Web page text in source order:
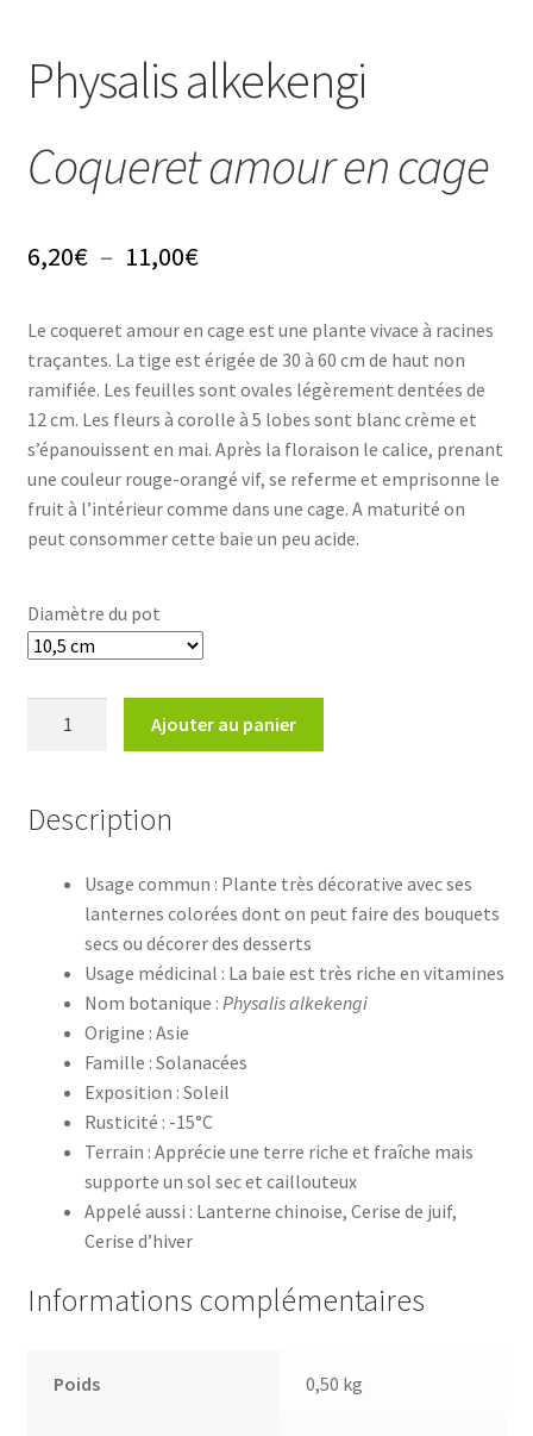
L’emballage
Avis
Physalis alkekengi
Coqueret amour en cage
6,20€ – 11,00€Plage
prix :
6,20€
à
11,00€
Le coqueret amour en cage est une plante vivace à racines
traçantes. La tige est érigée de 30 à 60 cm de haut non
ramifiée. Les feuilles sont ovales légèrement dentées de
12 cm. Les fleurs à corolle à 5 lobes sont blanc crème et
s’épanouissent en mai. Après la floraison le calice, prenant
une couleur rouge-orangé vif, se referme et emprisonne le
fruit à l’intérieur comme dans une cage. A maturité on
peut consommer cette baie un peu acide.
Diamètre du pot
Ajouter au panier
Description
Usage commun : Plante très décorative avec ses
lanternes colorées dont on peut faire des bouquets
secs ou décorer des desserts
Usage médicinal : La baie est très riche en vitamines
Nom botanique : Physalis alkekengi
Origine : Asie
Famille : Solanacées
Exposition : Soleil
Rusticité : -15°C
Terrain : Apprécie une terre riche et fraîche mais
supporte un sol sec et caillouteux
Appelé aussi : Lanterne chinoise, Cerise de juif,
Cerise d’hiver
Informations complémentaires
Poids 0,50 kg